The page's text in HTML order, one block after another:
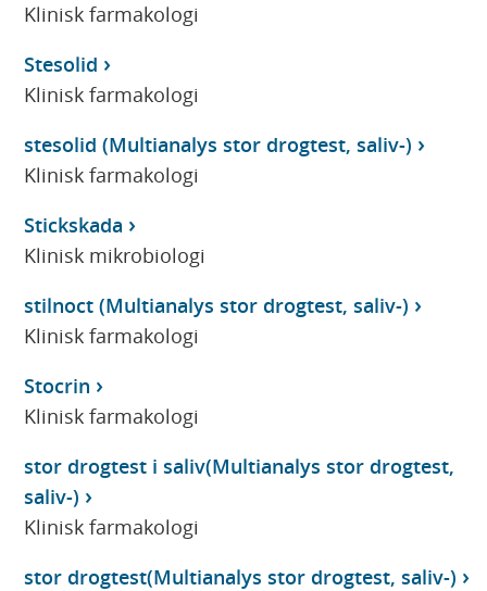
Klinisk farmakologi
Stesolid
Klinisk farmakologi
stesolid (Multianalys stor drogtest, saliv-)
Klinisk farmakologi
Stickskada
Klinisk mikrobiologi
stilnoct (Multianalys stor drogtest, saliv-)
Klinisk farmakologi
Stocrin
Klinisk farmakologi
stor drogtest i saliv(Multianalys stor drogtest,
saliv-)
Klinisk farmakologi
stor drogtest(Multianalys stor drogtest, saliv-)